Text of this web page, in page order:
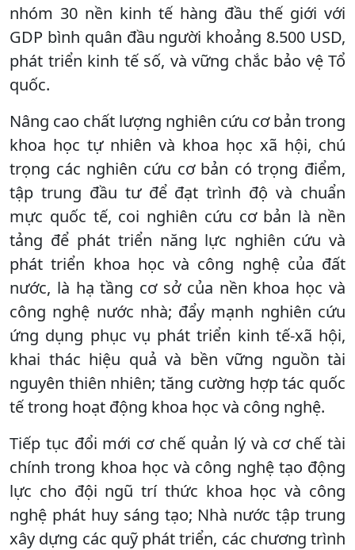
nhóm 30 nền kinh tế hàng đầu thế giới với
GDP bình quân đầu người khoảng 8.500 USD,
phát triển kinh tế số, và vững chắc bảo vệ Tổ
quốc.
Nâng cao chất lượng nghiên cứu cơ bản trong
khoa học tự nhiên và khoa học xã hội, chú
trọng các nghiên cứu cơ bản có trọng điểm,
tập trung đầu tư để đạt trình độ và chuẩn
mực quốc tế, coi nghiên cứu cơ bản là nền
tảng để phát triển năng lực nghiên cứu và
phát triển khoa học và công nghệ của đất
nước, là hạ tầng cơ sở của nền khoa học và
công nghệ nước nhà; đẩy mạnh nghiên cứu
ứng dụng phục vụ phát triển kinh tế-xã hội,
khai thác hiệu quả và bền vững nguồn tài
nguyên thiên nhiên; tăng cường hợp tác quốc
tế trong hoạt động khoa học và công nghệ.
Tiếp tục đổi mới cơ chế quản lý và cơ chế tài
chính trong khoa học và công nghệ tạo động
lực cho đội ngũ trí thức khoa học và công
nghệ phát huy sáng tạo; Nhà nước tập trung
xây dựng các quỹ phát triển, các chương trình